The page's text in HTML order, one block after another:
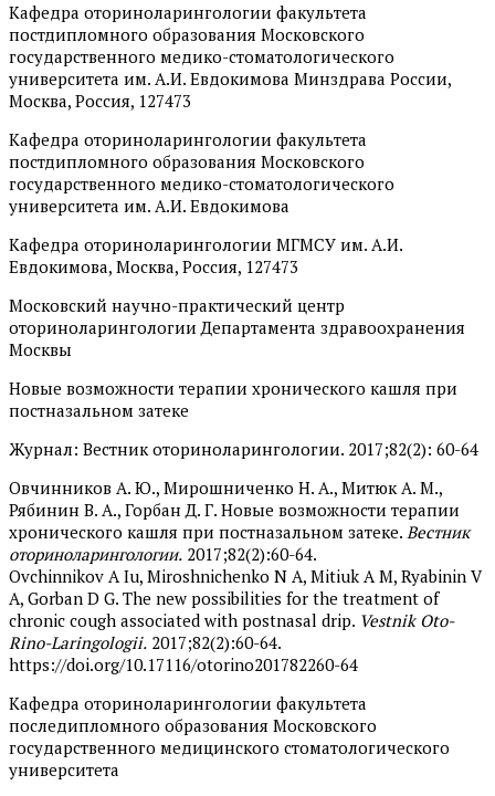
Кафедра оториноларингологии факультета
постдипломного образования Московского
государственного медико-стоматологического
университета им. А.И. Евдокимова Минздрава России,
Москва, Россия, 127473
Кафедра оториноларингологии факультета
постдипломного образования Московского
государственного медико-стоматологического
университета им. А.И. Евдокимова
Кафедра оториноларингологии МГМСУ им. А.И.
Евдокимова, Москва, Россия, 127473
Московский научно-практический центр
оториноларингологии Департамента здравоохранения
Москвы
Новые возможности терапии хронического кашля при
постназальном затеке
Журнал: Вестник оториноларингологии. 2017;82(2): 60-64
Овчинников А. Ю., Мирошниченко Н. А., Митюк А. М.,
Рябинин В. А., Горбан Д. Г. Новые возможности терапии
хронического кашля при постназальном затеке. Вестник
оториноларингологии. 2017;82(2):60-64.
Ovchinnikov A Iu, Miroshnichenko N A, Mitiuk A M, Ryabinin V
A, Gorban D G. The new possibilities for the treatment of
chronic cough associated with postnasal drip. Vestnik Oto-
Rino-Laringologii. 2017;82(2):60-64.
https://doi.org/10.17116/otorino201782260-64
Кафедра оториноларингологии факультета
последипломного образования Московского
государственного медицинского стоматологического
университета